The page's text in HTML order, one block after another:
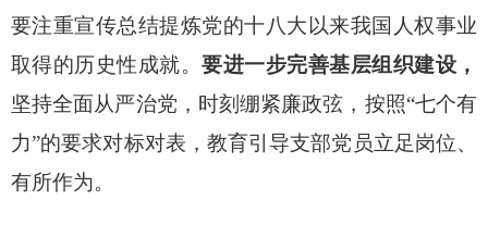
要注重宣传总结提炼党的十八大以来我国人权事业
取得的历史性成就。要进一步完善基层组织建设，
坚持全面从严治党，时刻绷紧廉政弦，按照“七个有
力”的要求对标对表，教育引导支部党员立足岗位、
有所作为。